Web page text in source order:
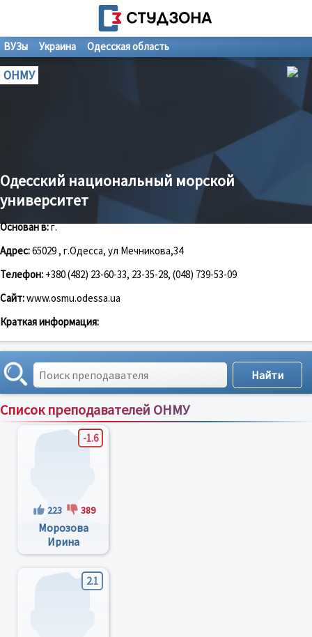
ВУЗы Украина Одесская область
ОНМУ
Одесский национальный морской
университет
Основан в:г.
Адрес:65029 , г.Одесса, ул Мечникова,34
Телефон: +380 (482) 23-60-33, 23-35-28, (048) 739-53-09
Сайт:www.osmu.odessa.ua
Краткая информация:
Список преподавателей ОНМУ
Сортировка по:имени;рейтингу;отзывам
-1.6
223 389
Морозова
Ирина
Владимировна
2.1